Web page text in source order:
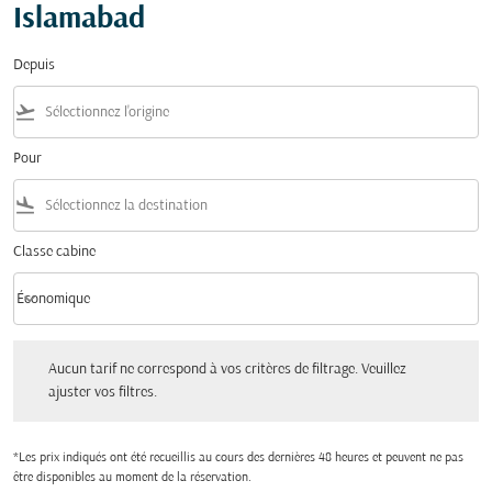
Islamabad
Depuis
flight_takeoff
Pour
flight_land
Classe cabine
Classe cabine option Économique Selected
Économique
keyboard_arrow_down
Aucun tarif ne correspond à vos critères de filtrage. Veuillez
ajuster vos filtres.
*Les prix indiqués ont été recueillis au cours des dernières 48 heures et peuvent ne pas
être disponibles au moment de la réservation.